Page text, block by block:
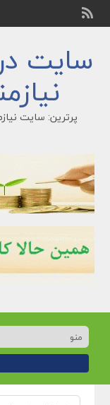
سایت
پرترین: سایت